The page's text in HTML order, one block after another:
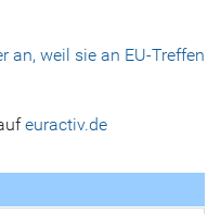
an, weil sie an EU-Treffen
euractiv.de